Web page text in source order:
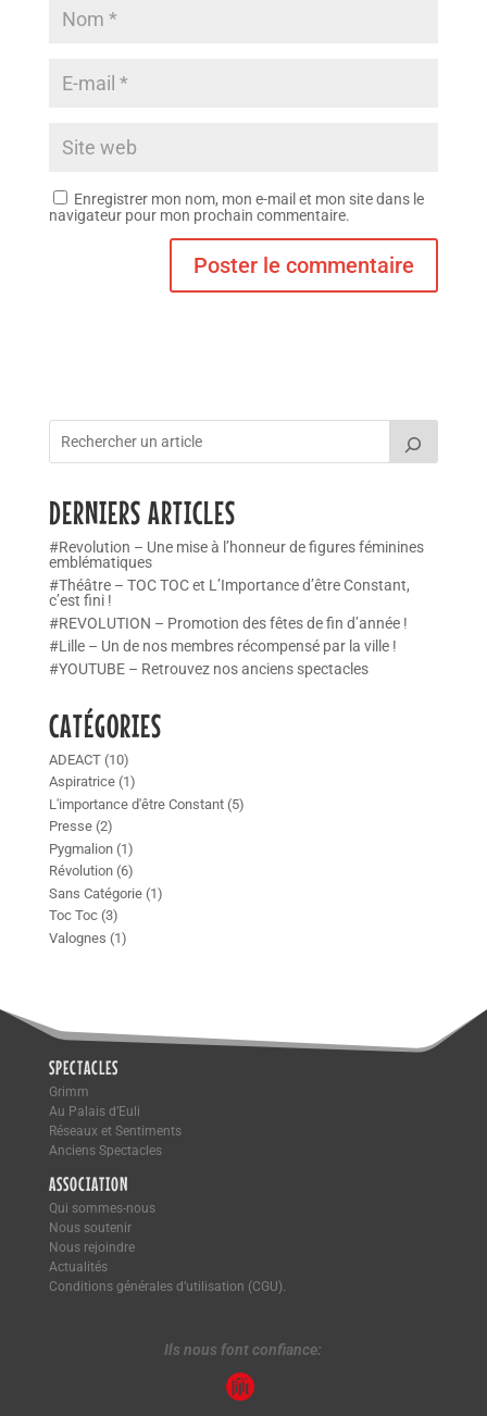
Enregistrer mon nom, mon e-mail et mon site dans le
navigateur pour mon prochain commentaire.
DERNIERS ARTICLES
#Revolution – Une mise à l’honneur de figures féminines
emblématiques
#Théâtre – TOC TOC et L’Importance d’être Constant,
c’est fini !
#REVOLUTION – Promotion des fêtes de fin d’année !
#Lille – Un de nos membres récompensé par la ville !
#YOUTUBE – Retrouvez nos anciens spectacles
CATÉGORIES
ADEACT(10)
Aspiratrice(1)
L'importance d'être Constant(5)
Presse(2)
Pygmalion(1)
Révolution(6)
Sans Catégorie(1)
Toc Toc(3)
Valognes (1)
SPECTACLES
Grimm
Au Palais d’Euli
Réseaux et Sentiments
Anciens Spectacles
ASSOCIATION
Qui sommes-nous
Nous soutenir
Nous rejoindre
Actualités
Conditions générales d’utilisation (CGU).
Ils nous font confiance: